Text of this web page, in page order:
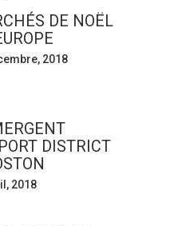
DE NOËL
2018
DISTRICT
2018